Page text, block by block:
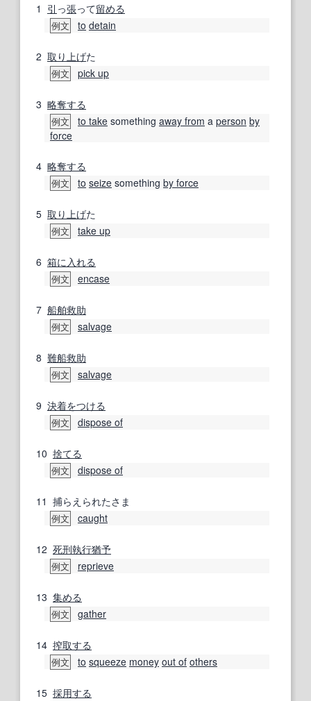
1 引 っ張って留める
例文 to detain
2 取り上げた
例文 pick up
3 略奪する
例文 to take something away from a person by
force
4 略奪する
例文 to seize something by force
5 取り上げた
例文 take up
6 箱に入れる
例文 encase
7 船舶救助
例文 salvage
8 難船救助
例文 salvage
9 決着をつける
例文 dispose of
10 捨てる
例文 dispose of
11 捕らえられたさま
例文 caught
12 死刑執行猶予
例文 reprieve
13 集める
例文 gather
14 搾取する
例文 to squeeze money out of others
15 採用する